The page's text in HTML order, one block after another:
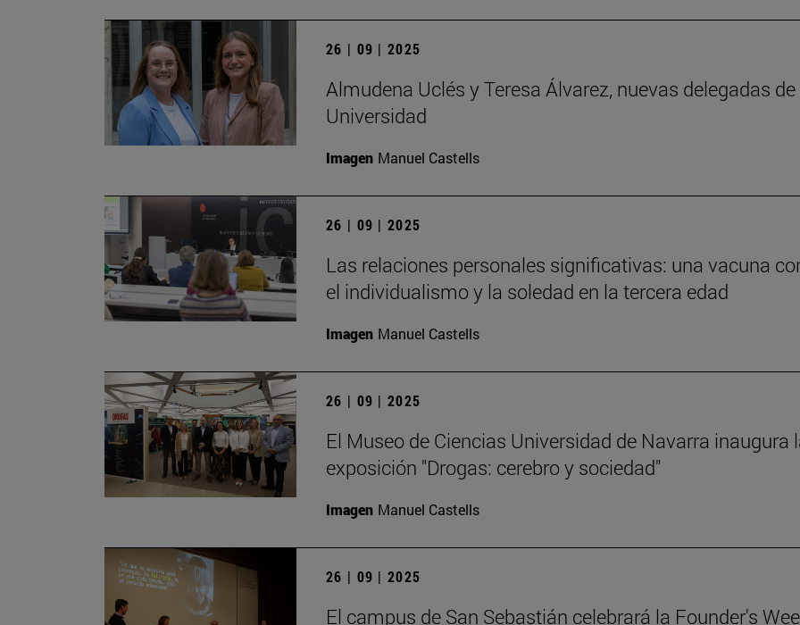
26 | 09 | 2025
Almudena Uclés y Teresa Álvarez, nuevas delegadas de
Universidad
Imagen Manuel Castells
26 | 09 | 2025
Las relaciones personales significativas: una vacuna
el individualismo y la soledad en la tercera edad
Imagen Manuel Castells
26 | 09 | 2025
El Museo de Ciencias Universidad de Navarra inaugura
exposición "Drogas: cerebro y sociedad"
Imagen Manuel Castells
26 | 09 | 2025
El campus de San Sebastián celebrará la Founder's